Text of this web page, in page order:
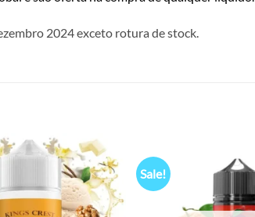
2024 exceto rotura de stock.
Add to
wishlist
Sale!